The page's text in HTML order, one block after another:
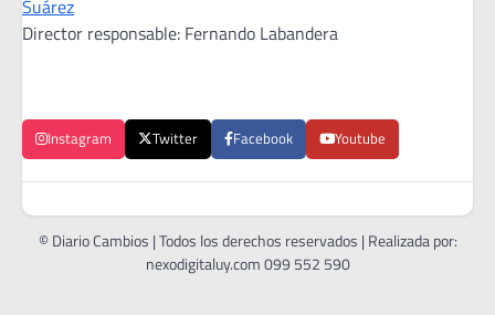
Suárez
Director responsable: Fernando Labandera
Instagram Twitter Facebook Youtube